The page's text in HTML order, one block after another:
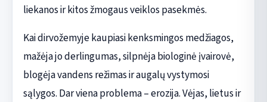
liekanos ir kitos žmogaus veiklos pasekmės.
Kai dirvožemyje kaupiasi kenksmingos medžiagos,
mažėja jo derlingumas, silpnėja biologinė įvairovė,
blogėja vandens režimas ir augalų vystymosi
sąlygos. Dar viena problema – erozija. Vėjas, lietus ir